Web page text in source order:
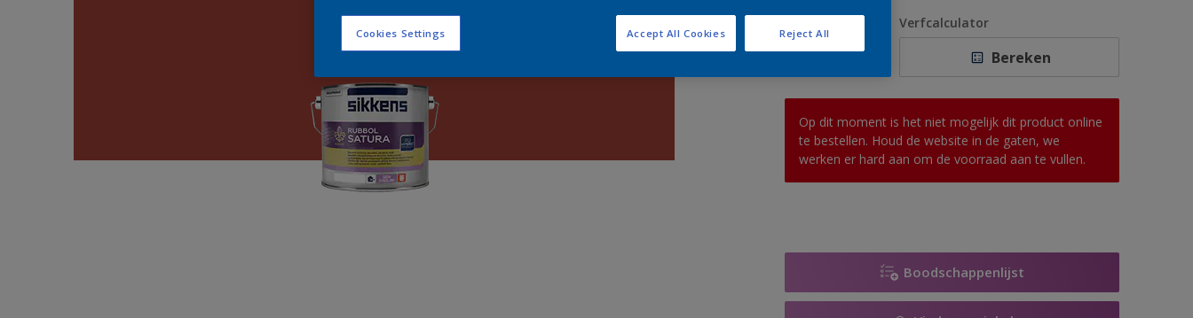
Verfcalculator
Bereken
Op dit moment is het niet mogelijk dit product online
te bestellen. Houd de website in de gaten, we
werken er hard aan om de voorraad aan te vullen.
Boodschappenlijst
Cookies Settings Reject All
Accept All Cookies